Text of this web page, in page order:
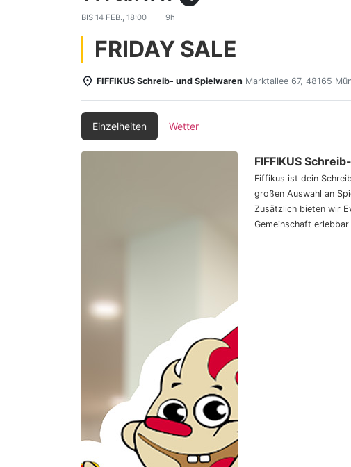
BIS 14 FEB., 18:00 9h
FRIDAY SALE
FIFFIKUS Schreib- und Spielwaren Marktallee 67, 48165
Einzelheiten Wetter
FIFFIKUS
Fiffikus ist dein
großen Auswahl an
Zusätzlich bieten wir
Gemeinschaft erlebbar